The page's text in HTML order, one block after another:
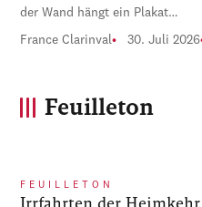
der Wand hängt ein Plakat…
France Clarinval 30. Juli 2026
Feuilleton
FEUILLETON
Irrfahrten der Heimkehr